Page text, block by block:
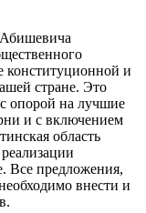
конституционной и
стране. Это
опорой на лучшие
и с включением
область
Все предложения,
внести и